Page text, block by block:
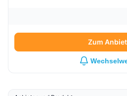
Zum